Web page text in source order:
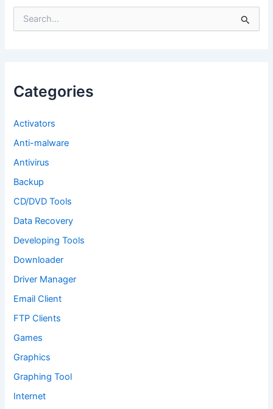
f
o
:
Categories
Activators
Anti-malware
Antivirus
Backup
CD/DVD Tools
Data Recovery
Developing Tools
Downloader
Driver Manager
Email Client
FTP Clients
Games
Graphics
Graphing Tool
Internet